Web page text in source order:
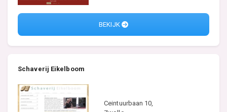
BEKIJK
Schaverij Eikelboom
Ceintuurbaan 10,